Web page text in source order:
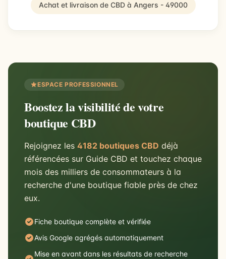
Achat et livraison de CBD à Angers - 49000
ESPACE PROFESSIONNEL
Boostez la visibilité de votre
boutique CBD
Rejoignez les 4182 boutiques CBD déjà
référencées sur Guide CBD et touchez chaque
mois des milliers de consommateurs à la
recherche d'une boutique fiable près de chez
eux.
Fiche boutique complète et vérifiée
Avis Google agrégés automatiquement
Mise en avant dans les résultats de recherche